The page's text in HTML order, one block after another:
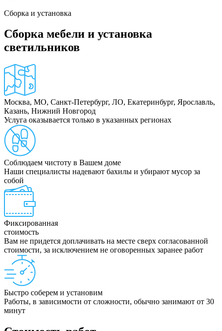
Сборка и установка
Сборка мебели и установка
светильников
Москва, МО, Санкт-Петербург, ЛО, Екатеринбург, Ярославль,
Казань, Нижний Новгород
Услуга оказывается только в указанных регионах
Соблюдаем чистоту в Вашем доме
Наши специалисты надевают бахилы и убирают мусор за
собой
Фиксированная
стоимость
Вам не придется доплачивать на месте сверх согласованной
стоимости, за исключением не оговоренных заранее работ
Быстро соберем и установим
Работы, в зависимости от сложности, обычно занимают от 30
минут